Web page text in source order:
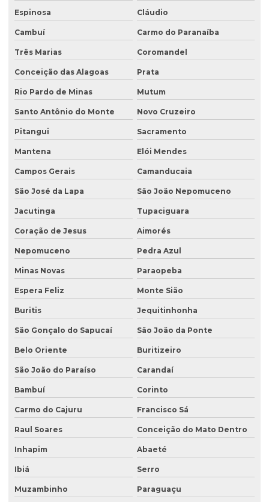
Licenciamento ambiental para construção civil
Licenciamento ambiental para empresas
Licenciamento ambiental de fábricas
Licenciamento ambiental industrial
Licenciamento ambiental para lava jatos
Licenciamento ambiental licença prévia
Licenciamento ambiental para loteamento
Licenciamento ambiental para loteamento urbano
Licenciamento ambiental para mineração
Licenciamento ambiental para movimentação de terra
Licenciamento ambiental de oficina mecânica
Licenciamento ambiental para postos de combustíveis
Licenciamento ambiental de rodovias
Licenciamento ambiental trifásico
Licenciamento ambiental em unidades de conservação
Licenciamento ambiental urbano
Monitoramento de efluentes
Monitoramento de efluentes líquidos
Passivo ambiental investigação detalhada
Perfuração de poço de monitoramento
Plano de monitoramento de efluentes
Espinosa Cláudio
Cambuí Carmo do Paranaíba
Três Marias Coromandel
Conceição das Alagoas Prata
Rio Pardo de Minas Mutum
Santo Antônio do Monte Novo Cruzeiro
Pitangui Sacramento
Mantena Elói Mendes
Campos Gerais Camanducaia
São José da Lapa São João Nepomuceno
Jacutinga Tupaciguara
Coração de Jesus Aimorés
Nepomuceno Pedra Azul
Minas Novas Paraopeba
Espera Feliz Monte Sião
Buritis Jequitinhonha
São Gonçalo do Sapucaí São João da Ponte
Belo Oriente Buritizeiro
São João do Paraíso Carandaí
Bambuí Corinto
Carmo do Cajuru Francisco Sá
Raul Soares Conceição do Mato Dentro
Inhapim Abaeté
Ibiá Serro
Muzambinho Paraguaçu